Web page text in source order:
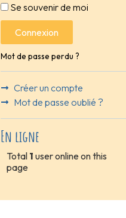
Se souvenir de moi
Connexion
Mot de passe perdu ?
Créer un compte
Mot de passe oublié ?
En ligne
Total 1 user online on this
page